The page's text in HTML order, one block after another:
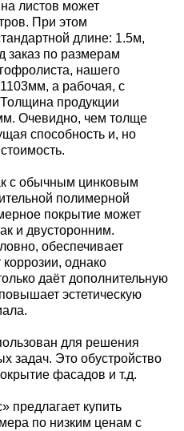
листов может
При этом
длине: 1.5м,
заказ по размерам
нашего
а рабочая, с
продукции
Очевидно, чем толще
способность и, но
с обычным цинковым
полимерной
покрытие может
и двусторонним.
обеспечивает
однако
даёт дополнительную
эстетическую
для решения
задач. Это обустройство
фасадов и т.д.
предлагает купить
по низким ценам с